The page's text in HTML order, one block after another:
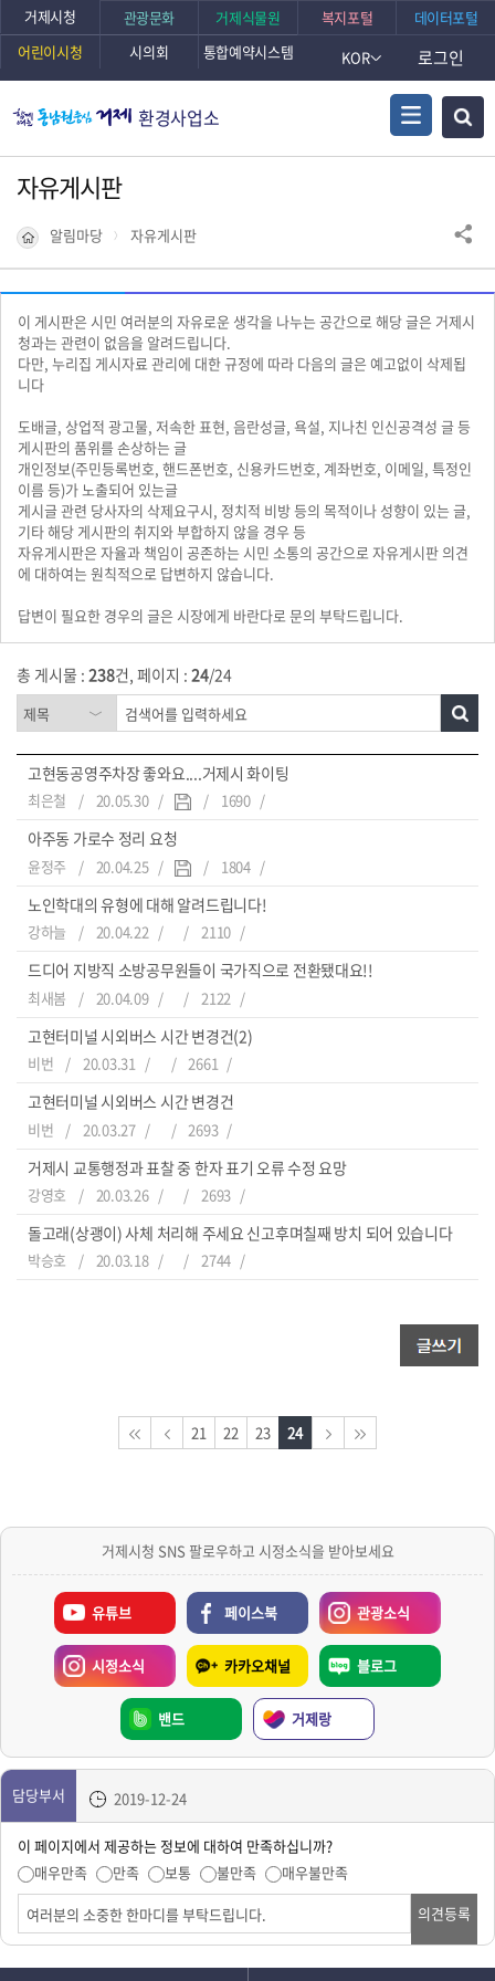
본문바로가기
거제시청 관광문화 거제식물원 복지포털
데이터포털
어린이시청
시의회 통합예약시스템 KOR 로그인
환경사업소
자유게시판
알림마당 자유게시판
이 게시판은 시민 여러분의 자유로운 생각을 나누는 공간으로 해당 글은 거제시
청과는 관련이 없음을 알려드립니다.
다만, 누리집 게시자료 관리에 대한 규정에 따라 다음의 글은 예고없이 삭제됩
니다
도배글, 상업적 광고물, 저속한 표현, 음란성글, 욕설, 지나친 인신공격성 글 등
게시판의 품위를 손상하는 글
개인정보(주민등록번호, 핸드폰번호, 신용카드번호, 계좌번호, 이메일, 특정인
이름 등)가 노출되어 있는글
게시글 관련 당사자의 삭제요구시, 정치적 비방 등의 목적이나 성향이 있는 글,
기타 해당 게시판의 취지와 부합하지 않을 경우 등
자유게시판은 자율과 책임이 공존하는 시민 소통의 공간으로 자유게시판 의견
에 대하여는 원칙적으로 답변하지 않습니다.
답변이 필요한 경우의 글은 시장에게 바란다로 문의 부탁드립니다.
총 게시물 : 238건, 페이지 : 24/24
고현동공영주차장 좋와요....거제시 화이팅
최은철 20.05.30 1690
아주동 가로수 정리 요청
윤정주 20.04.25 1804
노인학대의 유형에 대해 알려드립니다!
강하늘 20.04.22 2110
드디어 지방직 소방공무원들이 국가직으로 전환됐대요!!
최새봄 20.04.09 2122
고현터미널 시외버스 시간 변경건(2)
비번 20.03.31 2661
고현터미널 시외버스 시간 변경건
비번 20.03.27 2693
거제시 교통행정과 표찰 중 한자 표기 오류 수정 요망
강영호 20.03.26 2693
돌고래(상괭이) 사체 처리해 주세요 신고후며칠째 방치 되어 있습니다
박승호 20.03.18 2744
21 22 23 24
거제시청 SNS 팔로우하고 시정소식을 받아보세요
유튜브 페이스북 관광소식
시정소식 카카오채널 블로그
밴드 거제랑
담당부서 2019-12-24
이 페이지에서 제공하는 정보에 대하여 만족하십니까?
매우만족
만족 보통 불만족
매우불만족
의견등록